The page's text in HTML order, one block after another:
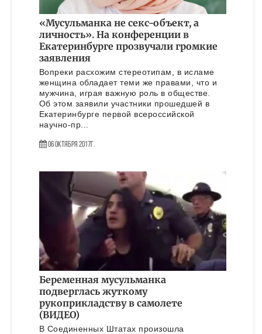
«Мусульманка не секс-объект, а
личность». На конференции в
Екатеринбурге прозвучали громкие
заявления
Вопреки расхожим стереотипам, в исламе
женщина обладает теми же правами, что и
мужчина, играя важную роль в обществе.
Об этом заявили участники прошедшей в
Екатеринбурге первой всероссийской
научно-пр...
06 Октября 2017г.
Беременная мусульманка
подверглась жуткому
рукоприкладству в самолете
(ВИДЕО)
В Соединенных Штатах произошла